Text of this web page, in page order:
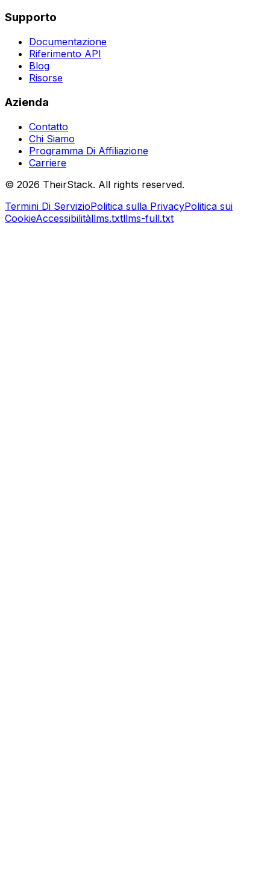
Supporto
Documentazione
Riferimento API
Blog
Risorse
Azienda
Contatto
Chi Siamo
Programma Di Affiliazione
Carriere
© 2026 TheirStack. All rights reserved.
Termini Di ServizioPolitica sulla PrivacyPolitica sui
CookieAccessibilitàllms.txtllms-full.txt